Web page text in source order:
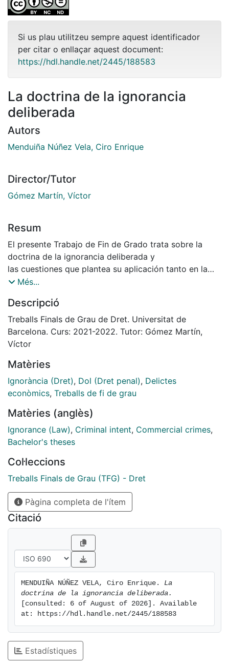
Si us plau utilitzeu sempre aquest identificador
per citar o enllaçar aquest document:
https://hdl.handle.net/2445/188583
La doctrina de la ignorancia
deliberada
Autors
Menduiña Núñez Vela, Ciro Enrique
Director/Tutor
Gómez Martín, Víctor
Resum
El presente Trabajo de Fin de Grado trata sobre la
doctrina de la ignorancia deliberada y
las cuestiones que plantea su aplicación tanto en la
dogmática como en la
Tribunal Supremo la utilización de
esta figura se ha extendido a diversos delitos. Se
intentará realizar una aproximación a
los elementos conceptuales de esta doctrina y se
admisibilidad respecto a las garantías constitucionales
y a los elementos tradicionales de
la teoría del delito.
aplicación práctica de forma
específica en determinados delitos económicos y de
empresa. La exposición tendrá una
aproximación general a la figura, un análisis
de la jurisprudencia en la materia, una exposición de
las posturas doctrinales y una
descripción de las cuestiones que se plantean en los
delitos económicos en particular.
Més...
Descripció
Treballs Finals de Grau de Dret. Universitat de
Barcelona. Curs: 2021-2022. Tutor: Gómez Martín,
Víctor
Matèries
Ignorància (Dret), Dol (Dret penal), Delictes
econòmics, Treballs de fi de grau
Matèries (anglès)
Ignorance (Law), Criminal intent, Commercial crimes,
Bachelor's theses
Col·leccions
Treballs Finals de Grau (TFG) - Dret
Pàgina completa de l'ítem
Citació
MENDUIÑA NÚÑEZ VELA, Ciro Enrique. La
doctrina de la ignorancia deliberada.
[consulted: 6 of August of 2026]. Available
at: https://hdl.handle.net/2445/188583
Estadístiques